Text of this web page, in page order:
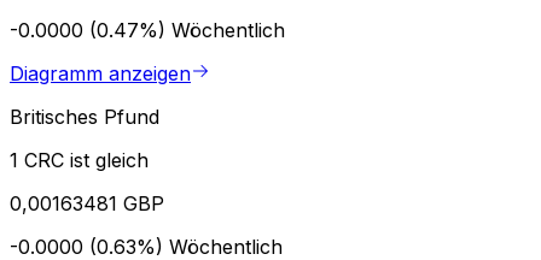
-0.0000 (0.47%) Wöchentlich
Diagramm anzeigen
Britisches Pfund
1 CRC ist gleich
0,00163481 GBP
-0.0000 (0.63%) Wöchentlich